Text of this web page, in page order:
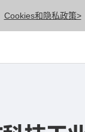
Cookies和隐私政策>